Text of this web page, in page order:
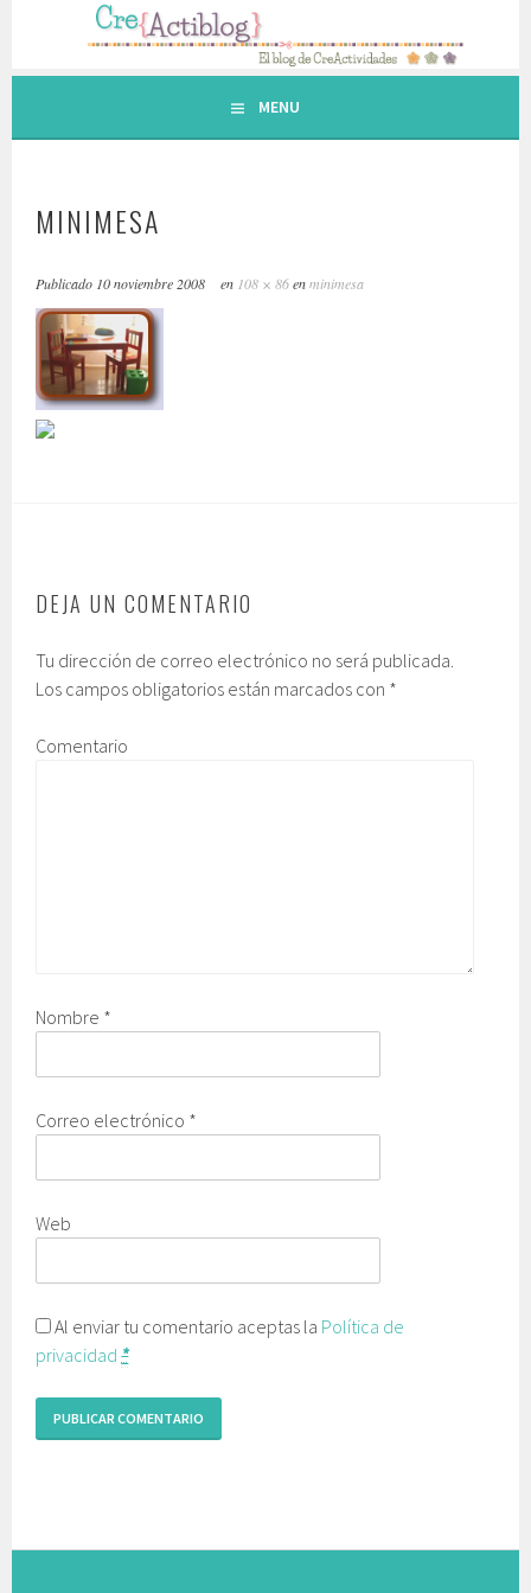
contenido.
MENU
MINIMESA
Publicado 10 noviembre 2008 en 108 × 86enminimesa
DEJA UN COMENTARIO
Tu dirección de correo electrónico no será publicada.
Los campos obligatorios están marcados con *
Comentario
Nombre *
Correo electrónico *
Web
Al enviar tu comentario aceptas la Política de
privacidad *